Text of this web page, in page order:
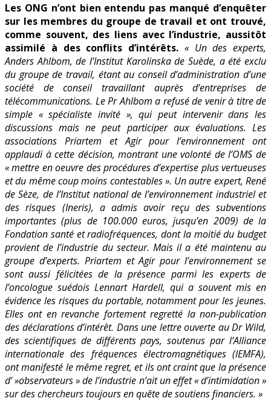
Les ONG n’ont bien entendu pas manqué d’enquêter
sur les membres du groupe de travail et ont trouvé,
comme souvent, des liens avec l’industrie, aussitôt
assimilé à des conflits d’intérêts. « Un des experts,
Anders Ahlbom, de l’Institut Karolinska de Suède, a été exclu
du groupe de travail, étant au conseil d’administration d’une
société de conseil travaillant auprès d’entreprises de
télécommunications. Le Pr Ahlbom a refusé de venir à titre de
simple « spécialiste invité », qui peut intervenir dans les
discussions mais ne peut participer aux évaluations. Les
associations Priartem et Agir pour l’environnement ont
applaudi à cette décision, montrant une volonté de l’OMS de
« mettre en oeuvre des procédures d’expertise plus vertueuses
et du même coup moins contestables ». Un autre expert, René
de Sèze, de l’Institut national de l’environnement industriel et
des risques (Ineris), a admis avoir reçu des subventions
importantes (plus de 100.000 euros, jusqu’en 2009) de la
Fondation santé et radiofréquences, dont la moitié du budget
provient de l’industrie du secteur. Mais il a été maintenu au
groupe d’experts. Priartem et Agir pour l’environnement se
sont aussi félicitées de la présence parmi les experts de
l’oncologue suédois Lennart Hardell, qui a souvent mis en
évidence les risques du portable, notamment pour les jeunes.
Elles ont en revanche fortement regretté la non-publication
des déclarations d’intérêt. Dans une lettre ouverte au Dr Wild,
des scientifiques de différents pays, soutenus par l’Alliance
internationale des fréquences électromagnétiques (IEMFA),
ont manifesté le même regret, et ils ont craint que la présence
d' »observateurs » de l’industrie n’ait un effet « d’intimidation »
sur des chercheurs toujours en quête de soutiens financiers. »